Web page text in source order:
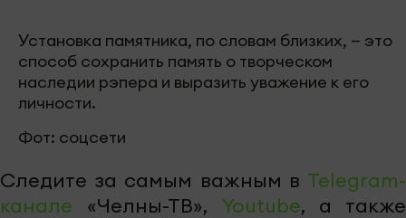
Установка памятника, по словам близких, — это
способ сохранить память о творческом
наследии рэпера и выразить уважение к его
личности.
Фот: соцсети
Следите за самым важным в Telegram-
канале «Челны-ТВ», Youtube, а также